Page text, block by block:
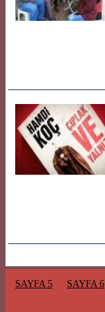
SAYFA 5 SAYFA 6